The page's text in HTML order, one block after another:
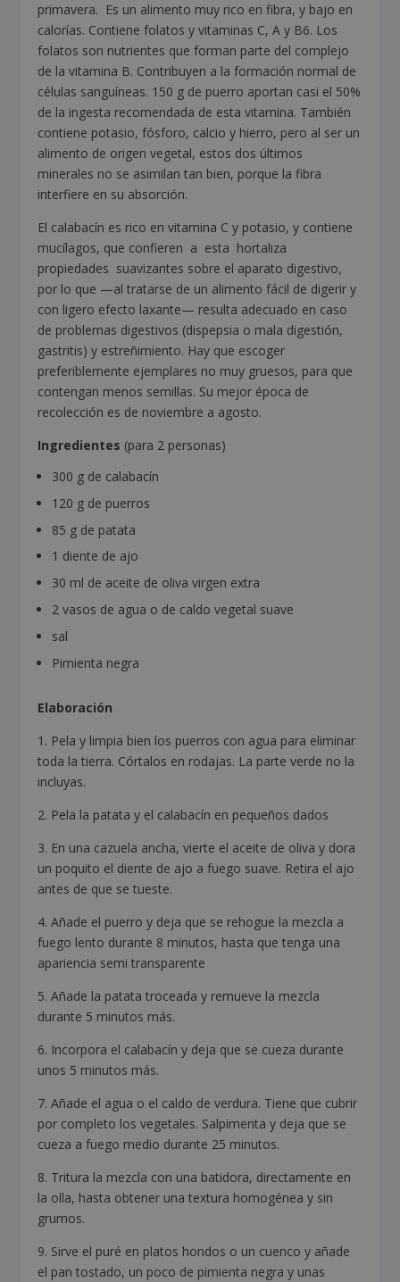
primavera. Es un alimento muy rico en fibra, y bajo en
calorías. Contiene folatos y vitaminas C, A y B6. Los
folatos son nutrientes que forman parte del complejo
de la vitamina B. Contribuyen a la formación normal de
células sanguíneas. 150 g de puerro aportan casi el 50%
de la ingesta recomendada de esta vitamina. También
contiene potasio, fósforo, calcio y hierro, pero al ser un
alimento de origen vegetal, estos dos últimos
minerales no se asimilan tan bien, porque la fibra
interfiere en su absorción.
El calabacín es rico en vitamina C y potasio, y contiene
mucílagos, que confieren a esta hortaliza
propiedades suavizantes sobre el aparato digestivo,
por lo que —al tratarse de un alimento fácil de digerir y
con ligero efecto laxante— resulta adecuado en caso
de problemas digestivos (dispepsia o mala digestión,
gastritis) y estreñimiento. Hay que escoger
preferiblemente ejemplares no muy gruesos, para que
contengan menos semillas. Su mejor época de
recolección es de noviembre a agosto.
Ingredientes (para 2 personas)
300 g de calabacín
120 g de puerros
85 g de patata
1 diente de ajo
30 ml de aceite de oliva virgen extra
2 vasos de agua o de caldo vegetal suave
sal
Pimienta negra
Elaboración
1. Pela y limpia bien los puerros con agua para eliminar
toda la tierra. Córtalos en rodajas. La parte verde no la
incluyas.
2. Pela la patata y el calabacín en pequeños dados
3. En una cazuela ancha, vierte el aceite de oliva y dora
un poquito el diente de ajo a fuego suave. Retira el ajo
antes de que se tueste.
4. Añade el puerro y deja que se rehogue la mezcla a
fuego lento durante 8 minutos, hasta que tenga una
apariencia semi transparente
5. Añade la patata troceada y remueve la mezcla
durante 5 minutos más.
6. Incorpora el calabacín y deja que se cueza durante
unos 5 minutos más.
7. Añade el agua o el caldo de verdura. Tiene que cubrir
por completo los vegetales. Salpimenta y deja que se
cueza a fuego medio durante 25 minutos.
8. Tritura la mezcla con una batidora, directamente en
la olla, hasta obtener una textura homogénea y sin
grumos.
9. Sirve el puré en platos hondos o un cuenco y añade
el pan tostado, un poco de pimienta negra y unas